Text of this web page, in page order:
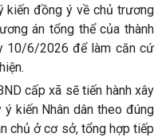
kiến đồng ý về chủ trương
án tổng thể của thành
10/6/2026để làm căn cứ
cấp xã sẽ tiến hành xây
kiến Nhân dân theo đúng
chủ ở cơ sở, tổng hợp tiếp